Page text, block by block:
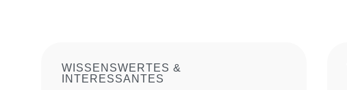
WISSENSWERTES &
INTERESSANTES